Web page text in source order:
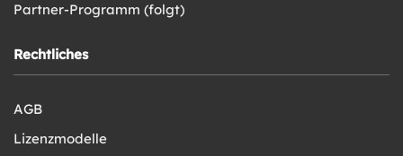
Partner-Programm (folgt)
Rechtliches
AGB
Lizenzmodelle